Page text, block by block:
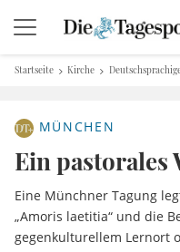
Startseite Kirche
MÜNCHEN
Ein pastorales
Eine Münchner Tagung
„Amoris laetitia“ und die
gegenkulturellem Lernort